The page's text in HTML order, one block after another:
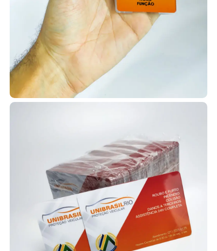
Se você está buscando fabricação
de carteirinhas para igreja em
Barbalha – CE, você chegou no
lugar certo! A AlternativaCard
produz carteirinhas personalizadas
nome, foto, endereço, filiação e
possa escolher o que melhor se encaixa na realidade da sua
igreja, com total liberdade de personalização e adaptação.
Assim, sua igreja consegue fidelizar melhor os membros e utilizar
os cartões em diversas ações, como evangelização em hospitais,
casas de acolhimento, projetos sociais e missões no exterior.
Cartão PVC sob medida com personalização
exclusiva